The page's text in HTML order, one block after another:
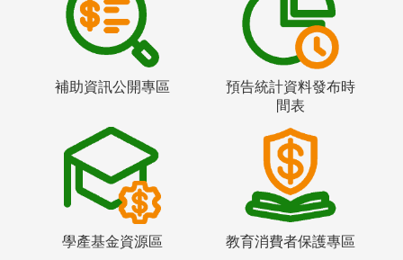
補助資訊公開專區
預告統計資料發布時
間表
學產基金資源區 教育消費者保護專區